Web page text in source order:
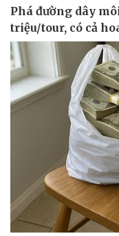
Doanh nghiệp
Thông tin doanh nghiệp
Doanh nghiệp 24h
Doanh nhân
Vì cộng đồng